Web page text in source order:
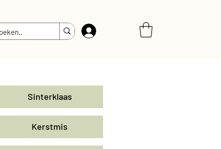
Inloggen
Sinterklaas
Kerstmis